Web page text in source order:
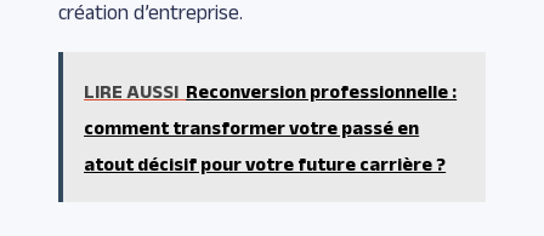
création d’entreprise.
LIRE AUSSI Reconversion professionnelle :
comment transformer votre passé en
atout décisif pour votre future carrière ?